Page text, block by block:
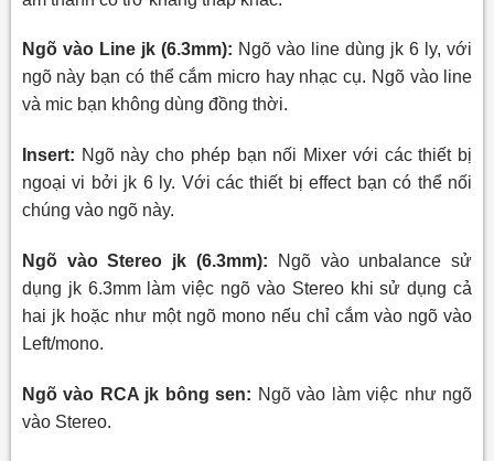
Ngõ vào Line jk (6.3mm): Ngõ vào line dùng jk 6 ly, với
ngõ này bạn có thể cắm micro hay nhạc cụ. Ngõ vào line
và mic bạn không dùng đồng thời.
Insert: Ngõ này cho phép bạn nối Mixer với các thiết bị
ngoại vi bởi jk 6 ly. Với các thiết bị effect bạn có thể nối
chúng vào ngõ này.
Ngõ vào Stereo jk (6.3mm): Ngõ vào unbalance sử
dụng jk 6.3mm làm việc ngõ vào Stereo khi sử dụng cả
hai jk hoặc như một ngõ mono nếu chỉ cắm vào ngõ vào
Left/mono.
Ngõ vào RCA jk bông sen: Ngõ vào làm việc như ngõ
vào Stereo.